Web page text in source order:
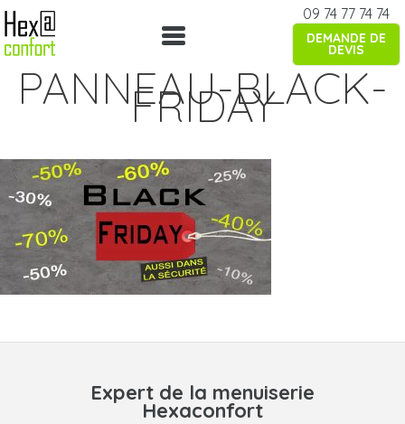
Skip
to
content
09 74 77 74 74
DEMANDE DE
DEVIS
PANNEAU-BLACK-
FRIDAY
Expert de la menuiserie
Hexaconfort